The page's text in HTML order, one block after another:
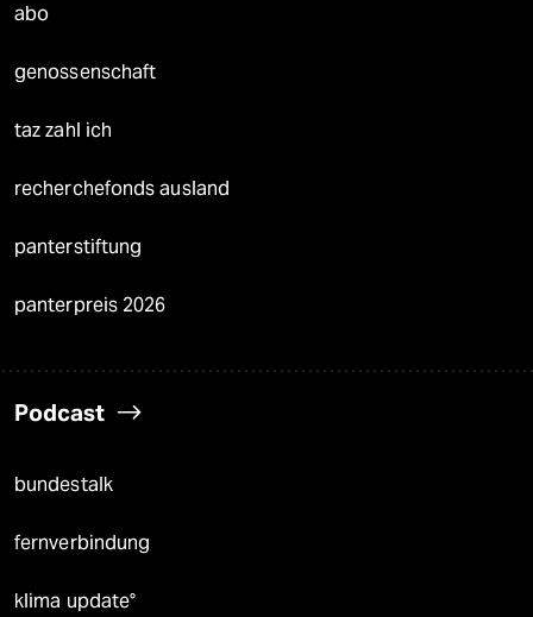
abo
genossenschaft
taz zahl ich
recherchefonds ausland
panterstiftung
panterpreis 2026
Podcast
bundestalk
fernverbindung
klima update°